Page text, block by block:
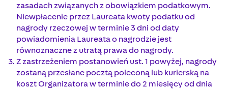
zasadach związanych z obowiązkiem podatkowym.
Niewpłacenie przez Laureata kwoty podatku od
nagrody rzeczowej w terminie 3 dni od daty
powiadomienia Laureata o nagrodzie jest
równoznaczne z utratą prawa do nagrody.
Z zastrzeżeniem postanowień ust. 1 powyżej, nagrody
zostaną przesłane pocztą poleconą lub kurierską na
koszt Organizatora w terminie do 2 miesięcy od dnia